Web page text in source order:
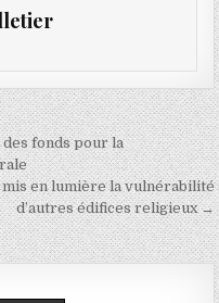
fonds pour la
mis en lumière la vulnérabilité
d’autres édifices religieux →